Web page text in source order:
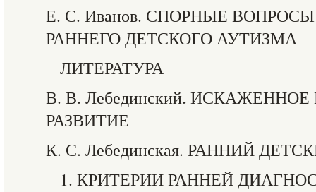
Е. С. Иванов. СПОРНЫЕ
РАННЕГО ДЕТСКОГО АУТИЗМА
ЛИТЕРАТУРА
В. В. Лебединский.
РАЗВИТИЕ
К. С. Лебединская. РАННИЙ
1. КРИТЕРИИ РАННЕЙ